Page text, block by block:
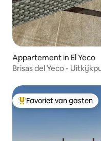
Appartement in El Yeco
Brisas del Yeco -
Topfavoriet van gasten
Favoriet van gasten